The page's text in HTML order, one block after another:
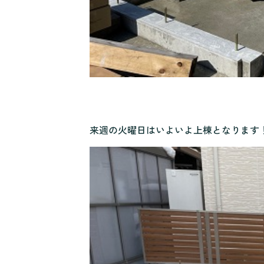
来週の火曜日はいよいよ上棟となります